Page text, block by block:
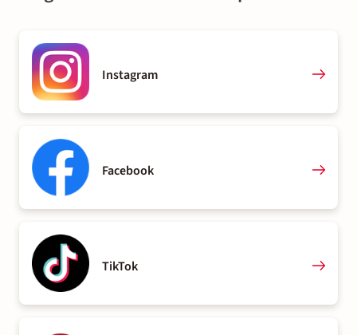
Instagram
Facebook
TikTok